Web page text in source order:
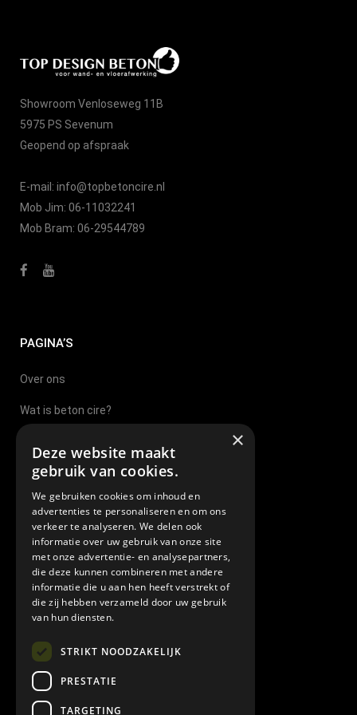
Showroom Venloseweg 11B
5975 PS Sevenum
Geopend op afspraak
E-mail: info@topbetoncire.nl
Mob Jim: 06-11032241
Mob Bram: 06-29544789
PAGINA’S
Over ons
Wat is beton cire?
Beton Cire Sittard
Beton Cire Eindhoven
Beton Cire Tilburg
Beton Cire Brabant
Beton cire leverancier
Algemene leverings en betalingsvoorwaarden
×
Deze website maakt
gebruik van cookies.
We gebruiken cookies om inhoud en
advertenties te personaliseren en om ons
verkeer te analyseren. We delen ook
informatie over uw gebruik van onze site
met onze advertentie- en analysepartners,
die deze kunnen combineren met andere
informatie die u aan hen heeft verstrekt of
die zij hebben verzameld door uw gebruik
van hun diensten.
STRIKT NOODZAKELIJK
PRESTATIE
TARGETING